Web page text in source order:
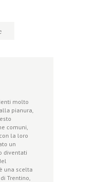
molto
pianura,
comuni,
la loro
un
diventati
una scelta
Trentino,